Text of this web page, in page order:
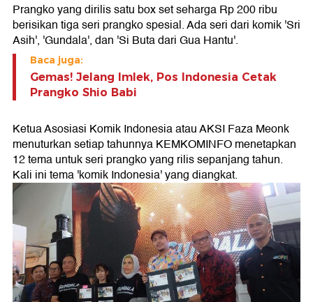
Prangko yang dirilis satu box set seharga Rp 200 ribu
berisikan tiga seri prangko spesial. Ada seri dari komik 'Sri
Asih', 'Gundala', dan 'Si Buta dari Gua Hantu'.
Baca juga:
Gemas! Jelang Imlek, Pos Indonesia Cetak
Prangko Shio Babi
Ketua Asosiasi Komik Indonesia atau AKSI Faza Meonk
menuturkan setiap tahunnya KEMKOMINFO menetapkan
12 tema untuk seri prangko yang rilis sepanjang tahun.
Kali ini tema 'komik Indonesia' yang diangkat.